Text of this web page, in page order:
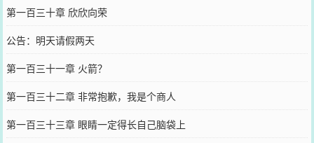
第一百三十章 欣欣向荣
公告：明天请假两天
第一百三十一章 火箭？
第一百三十二章 非常抱歉，我是个商人
第一百三十三章 眼睛一定得长自己脑袋上